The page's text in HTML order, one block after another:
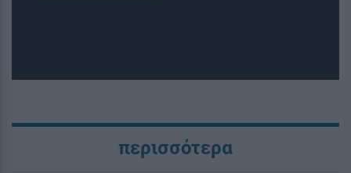
περισσότερα